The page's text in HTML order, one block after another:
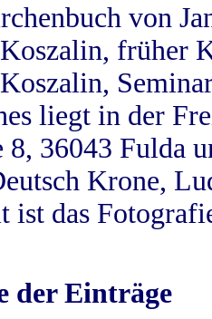
von
früher
liegt in der
8, 36043 Fulda
Krone,
ist das
der Einträge